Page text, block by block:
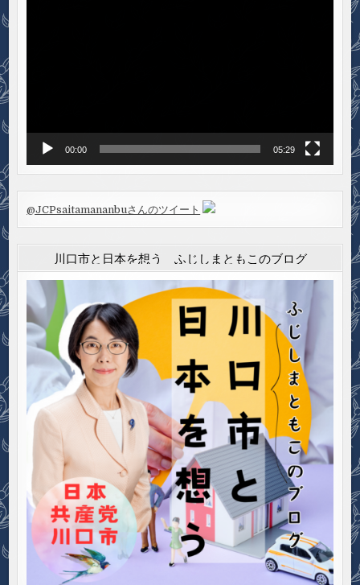
00:00 05:29
@JCPsaitamananbuさんのツイート
川口市と日本を想う ふじしまともこのブログ